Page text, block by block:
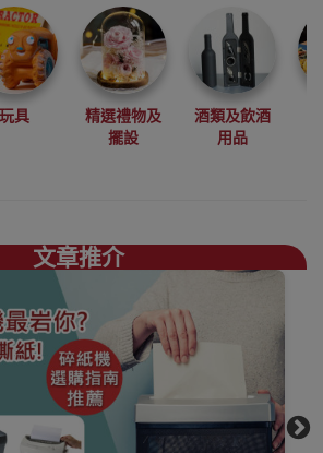
玩具
精選禮物及
擺設
酒類及飲酒
用品
文章推介